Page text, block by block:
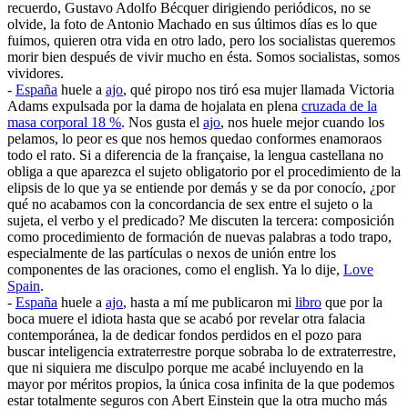
recuerdo, Gustavo Adolfo Bécquer dirigiendo periódicos, no se
olvide, la foto de Antonio Machado en sus últimos días es lo que
fuimos, quieren otra vida en otro lado, pero los socialistas queremos
morir bien después de vivir mucho en ésta. Somos socialistas, somos
vividores.
- España huele a ajo, qué piropo nos tiró esa mujer llamada Victoria
Adams expulsada por la dama de hojalata en plena cruzada de la
masa corporal 18 %. Nos gusta el ajo, nos huele mejor cuando los
pelamos, lo peor es que nos hemos quedao conformes enamoraos
todo el rato. Si a diferencia de la française, la lengua castellana no
obliga a que aparezca el sujeto obligatorio por el procedimiento de la
elipsis de lo que ya se entiende por demás y se da por conocío, ¿por
qué no acabamos con la concordancia de sex entre el sujeto o la
sujeta, el verbo y el predicado? Me discuten la tercera: composición
como procedimiento de formación de nuevas palabras a todo trapo,
especialmente de las partículas o nexos de unión entre los
componentes de las oraciones, como el english. Ya lo dije, Love
Spain.
- España huele a ajo, hasta a mí me publicaron mi libro que por la
boca muere el idiota hasta que se acabó por revelar otra falacia
contemporánea, la de dedicar fondos perdidos en el pozo para
buscar inteligencia extraterrestre porque sobraba lo de extraterrestre,
que ni siquiera me disculpo porque me acabé incluyendo en la
mayor por méritos propios, la única cosa infinita de la que podemos
estar totalmente seguros con Abert Einstein que la otra mucho más